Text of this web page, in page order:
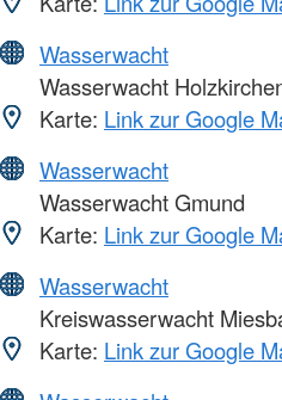
Wasserwacht
Wasserwacht
Karte: Link zur Google
Wasserwacht
Wasserwacht Gmund
Karte: Link zur Google
Wasserwacht
Kreiswasserwacht
Karte: Link zur Google